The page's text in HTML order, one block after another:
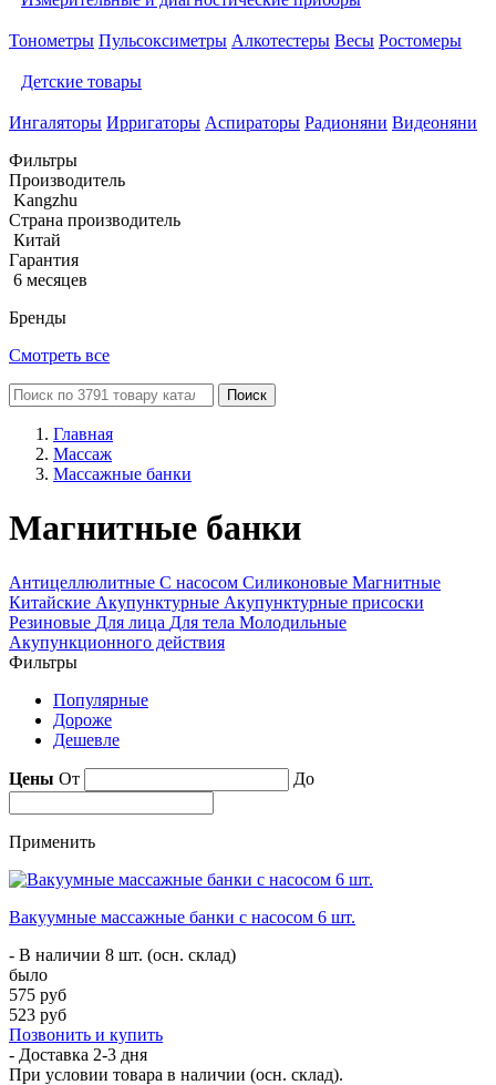
Тонометры Пульсоксиметры Алкотестеры Весы Ростомеры
Детские товары
Ингаляторы Ирригаторы Аспираторы Радионяни Видеоняни
Фильтры
Производитель
Kangzhu
Страна производитель
Китай
Гарантия
6 месяцев
Бренды
Смотреть все
Поиск
Главная
Массаж
Массажные банки
Магнитные банки
Антицеллюлитные С насосом Силиконовые Магнитные
Китайские Акупунктурные Акупунктурные присоски
Резиновые Для лица Для тела Молодильные
Акупункционного действия
Фильтры
Популярные
Дороже
Дешевле
Цены От До
Применить
Вакуумные массажные банки с насосом 6 шт.
- В наличии 8 шт. (осн. склад)
было
575 руб
523 руб
Позвонить и купить
- Доставка 2-3 дня
При условии товара в наличии (осн. склад).